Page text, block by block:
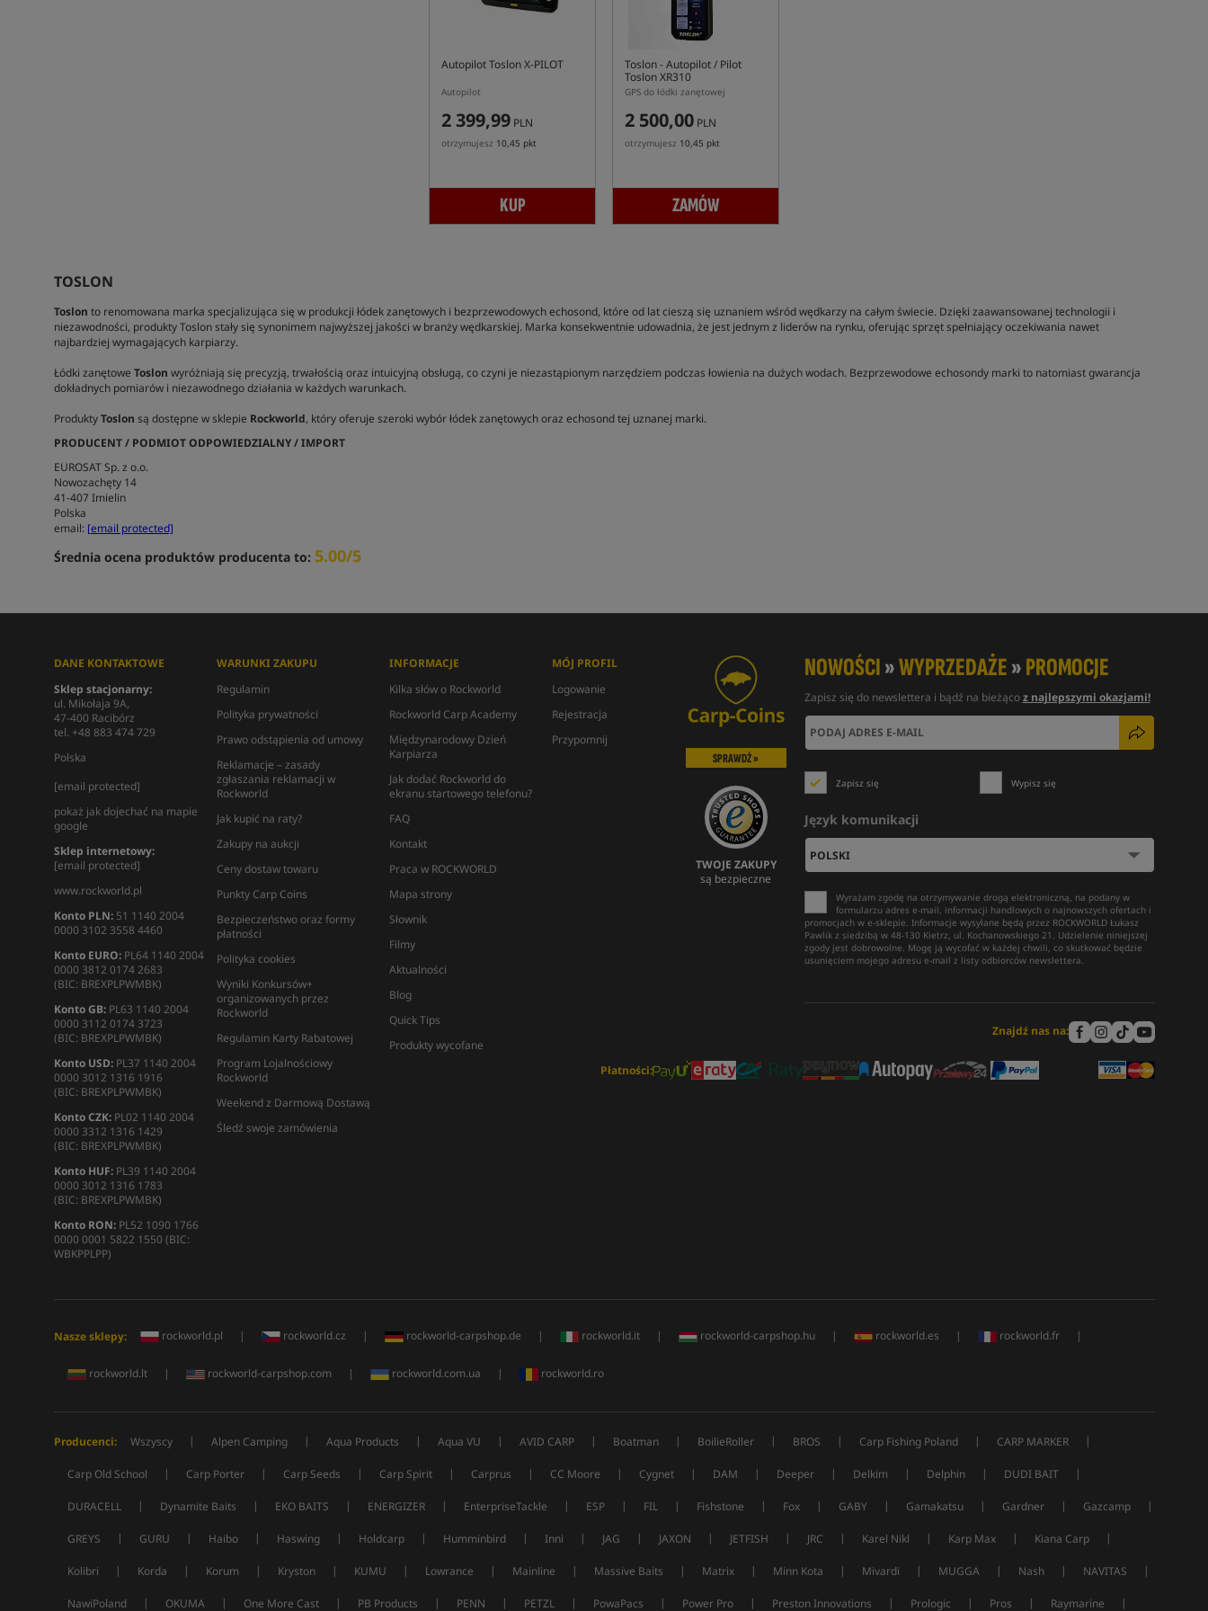
Autopilot Toslon X-PILOT
Autopilot
2 399,99 PLN
otrzymujesz 10,45 pkt
KUP
Toslon- Autopilot / Pilot
Toslon XR310
GPS do łódki zanętowej
2 500,00 PLN
otrzymujesz 10,45 pkt
ZAMÓW
TOSLON
Toslon to renomowana marka specjalizująca się w produkcji łódek zanętowych i bezprzewodowych echosond, które od lat cieszą się uznaniem wśród wędkarzy na całym świecie. Dzięki zaawansowanej technologii i
niezawodności, produkty Toslon stały się synonimem najwyższej jakości w branży wędkarskiej. Marka konsekwentnie udowadnia, że jest jednym z liderów na rynku, oferując sprzęt spełniający oczekiwania nawet
najbardziej wymagających karpiarzy.
Łódki zanętowe Toslon wyróżniają się precyzją, trwałością oraz intuicyjną obsługą, co czyni je niezastąpionym narzędziem podczas łowienia na dużych wodach. Bezprzewodowe echosondy marki to natomiast gwarancja
dokładnych pomiarów i niezawodnego działania w każdych warunkach.
ProduktyToslon są dostępne w sklepie Rockworld, który oferuje szeroki wybór łódek zanętowych oraz echosond tej uznanej marki.
PRODUCENT / PODMIOT ODPOWIEDZIALNY / IMPORT
EUROSAT Sp. z o.o.
Nowozachęty 14
41-407 Imielin
Polska
email: [email protected]
Średnia ocena produktów producenta to: 5.00/5
NOWOŚCI»WYPRZEDAŻE»PROMOCJE
Zapisz się do newslettera i bądź na bieżącoz najlepszymi okazjami!
Zapisz się Wypisz się
Język komunikacji
Wyrażam zgodę na otrzymywanie drogą elektroniczną, na podany w
formularzu adres e-mail, informacji handlowych o najnowszych ofertach i
promocjach w e-sklepie. Informacje wysyłane będą przez ROCKWORLD Łukasz
Pawlik z siedzibą w 48-130 Kietrz, ul. Kochanowskiego 21. Udzielenie niniejszej
zgody jest dobrowolne. Mogę ją wycofać w każdej chwili, co skutkować będzie
usunięciem mojego adresu e-mail z listy odbiorców newslettera.
Znajdź nas na:
Płatności:
DANE KONTAKTOWE
Sklep stacjonarny:
ul. Mikołaja 9A,
47-400 Racibórz
tel. +48 883 474 729
Polska
[email protected]
pokaż jak dojechać na mapie
google
Sklep internetowy:
[email protected]
www.rockworld.pl
Konto PLN:51 1140 2004
0000 3102 3558 4460
Konto EURO:PL64 1140 2004
0000 3812 0174 2683
(BIC: BREXPLPWMBK)
Konto GB:PL63 1140 2004
0000 3112 0174 3723
(BIC: BREXPLPWMBK)
Konto USD:PL37 1140 2004
0000 3012 1316 1916
(BIC: BREXPLPWMBK)
Konto CZK:PL02 1140 2004
0000 3312 1316 1429
(BIC: BREXPLPWMBK)
Konto HUF:PL39 1140 2004
0000 3012 1316 1783
(BIC: BREXPLPWMBK)
Konto RON:PL52 1090 1766
0000 0001 5822 1550 (BIC:
WBKPPLPP)
WARUNKI ZAKUPU
Regulamin
Polityka prywatności
Prawo odstąpienia od umowy
Reklamacje – zasady
zgłaszania reklamacji w
Rockworld
Jak kupić na raty?
Zakupy na aukcji
Ceny dostaw towaru
Punkty Carp Coins
Bezpieczeństwo oraz formy
płatności
Polityka cookies
Wyniki Konkursów+
organizowanych przez
Rockworld
Regulamin Karty Rabatowej
Program Lojalnościowy
Rockworld
Weekend z Darmową Dostawą
Śledź swoje zamówienia
INFORMACJE
Kilka słów o Rockworld
Rockworld Carp Academy
Międzynarodowy Dzień
Karpiarza
Jak dodać Rockworld do
ekranu startowego telefonu?
FAQ
Kontakt
Praca w ROCKWORLD
Mapa strony
Słownik
Filmy
Aktualności
Blog
Quick Tips
Produkty wycofane
MÓJ PROFIL
Logowanie
Rejestracja
Przypomnij
SPRAWDŹ »
TWOJE ZAKUPY
są bezpieczne
Nasze sklepy: rockworld.pl | rockworld.cz | rockworld-carpshop.de | rockworld.it | rockworld-carpshop.hu | rockworld.es | rockworld.fr |
rockworld.lt | rockworld-carpshop.com | rockworld.com.ua | rockworld.ro
Producenci: Wszyscy | Alpen Camping | Aqua Products | Aqua VU | AVID CARP | Boatman | BoilieRoller | BROS | Carp Fishing Poland | CARP MARKER |
Carp Old School | Carp Porter | Carp Seeds | Carp Spirit | Carprus | CC Moore | Cygnet | DAM | Deeper | Delkim | Delphin | DUDI BAIT |
DURACELL | Dynamite Baits | EKO BAITS | ENERGIZER | EnterpriseTackle | ESP | FIL | Fishstone | Fox | GABY | Gamakatsu | Gardner | Gazcamp |
GREYS | GURU | Haibo | Haswing | Holdcarp | Humminbird | Inni | JAG | JAXON | JETFISH | JRC | Karel Nikl | Karp Max | Kiana Carp |
Kolibri | Korda | Korum | Kryston | KUMU | Lowrance | Mainline | Massive Baits | Matrix | Minn Kota | Mivardi | MUGGA | Nash | NAVITAS |
NawiPoland | OKUMA | One More Cast | PB Products | PENN | PETZL | PowaPacs | Power Pro | Preston Innovations | Prologic | Pros | Raymarine |